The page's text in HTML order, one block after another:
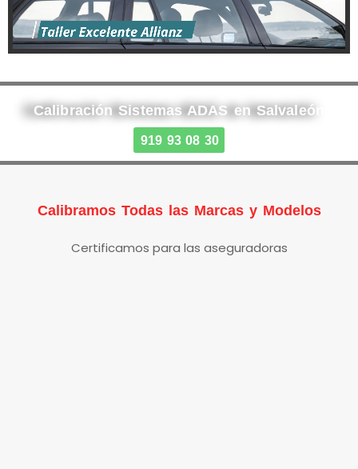
Calibración Sistemas ADAS en Salvaleón
919 93 08 30
Calibramos Todas las Marcas y Modelos
Certificamos para las aseguradoras